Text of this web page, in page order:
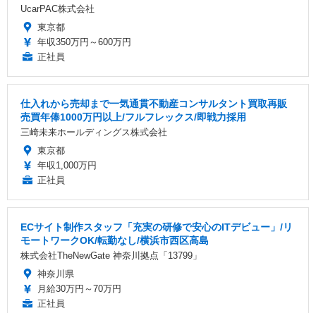
UcarPAC株式会社
東京都
年収350万円～600万円
正社員
仕入れから売却まで一気通貫不動産コンサルタント買取再販
売買年俸1000万円以上/フルフレックス/即戦力採用
三崎未来ホールディングス株式会社
東京都
年収1,000万円
正社員
ECサイト制作スタッフ「充実の研修で安心のITデビュー」/リ
モートワークOK/転勤なし/横浜市西区高島
株式会社TheNewGate 神奈川拠点「13799」
神奈川県
月給30万円～70万円
正社員